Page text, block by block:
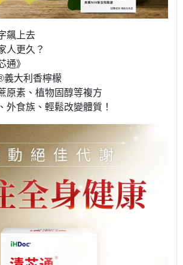
飆上去
人更久？
通》
大利香檸檬
原素、植物固醇等複方
外食族、輕鬆改變體質！